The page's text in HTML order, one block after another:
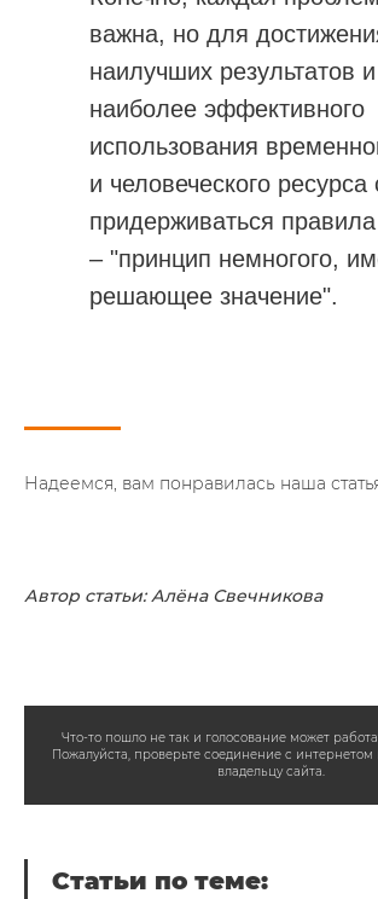
важна, но для
наилучших результатов и
наиболее эффективного
использования
и человеческого ресурса
придерживаться
– "принцип немногого,
решающее значение".
Надеемся, вам понравилась наша
Автор статьи: Алёна Свечникова
Что-то пошло не так и голосование может
Пожалуйста, проверьте соединение с интернетом
владельцу сайта.
Статьи по теме: